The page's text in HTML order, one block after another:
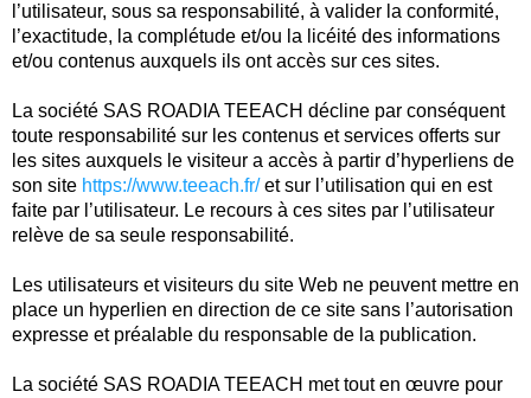
l’utilisateur, sous sa responsabilité, à valider la conformité,
l’exactitude, la complétude et/ou la licéité des informations
et/ou contenus auxquels ils ont accès sur ces sites.
La société SAS ROADIA TEEACH décline par conséquent
toute responsabilité sur les contenus et services offerts sur
les sites auxquels le visiteur a accès à partir d’hyperliens de
son site https://www.teeach.fr/et sur l’utilisation qui en est
faite par l’utilisateur. Le recours à ces sites par l’utilisateur
relève de sa seule responsabilité.
Les utilisateurs et visiteurs du site Web ne peuvent mettre en
place un hyperlien en direction de ce site sans l’autorisation
expresse et préalable du responsable de la publication.
La société SAS ROADIA TEEACH met tout en œuvre pour